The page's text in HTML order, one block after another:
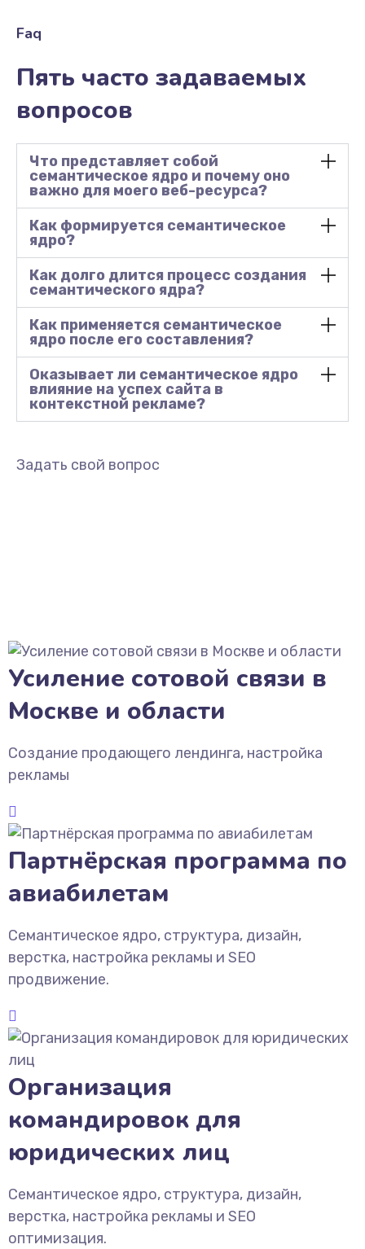
Faq
Пять часто задаваемых
вопросов
Что представляет собой
семантическое ядро и почему оно
важно для моего веб-ресурса?
Как формируется семантическое
ядро?
Как долго длится процесс создания
семантического ядра?
Как применяется семантическое
ядро после его составления?
Оказывает ли семантическое ядро
влияние на успех сайта в
контекстной рекламе?
Задать свой вопрос
Усиление сотовой связи в
Москве и области
Создание продающего лендинга, настройка
рекламы
Партнёрская программа по
авиабилетам
Семантическое ядро, структура, дизайн,
верстка, настройка рекламы и SEO
продвижение.
Организация
командировок для
юридических лиц
Семантическое ядро, структура, дизайн,
верстка, настройка рекламы и SEO
оптимизация.